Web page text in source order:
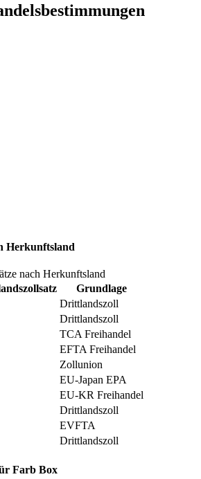
Herkunftsland
nach Herkunftsland
Grundlage
Drittlandszoll
Drittlandszoll
TCA Freihandel
EFTA Freihandel
Zollunion
EU-Japan EPA
EU-KR Freihandel
Drittlandszoll
EVFTA
Drittlandszoll
Farb Box